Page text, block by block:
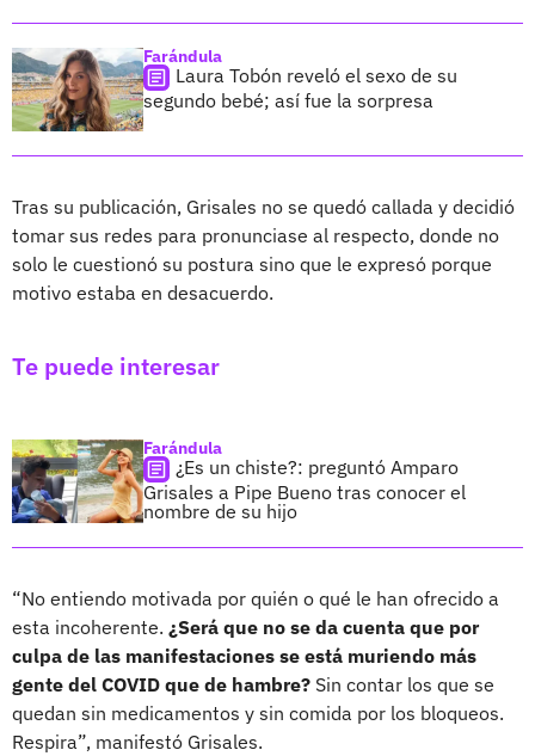
Farándula
Laura Tobón reveló el sexo de su
segundo bebé; así fue la sorpresa
Tras su publicación, Grisales no se quedó callada y decidió
tomar sus redes para pronunciase al respecto, donde no
solo le cuestionó su postura sino que le expresó porque
motivo estaba en desacuerdo.
Te puede interesar
Farándula
¿Es un chiste?: preguntó Amparo
Grisales a Pipe Bueno tras conocer el
nombre de su hijo
“No entiendo motivada por quién o qué le han ofrecido a
esta incoherente. ¿Será que no se da cuenta que por
culpa de las manifestaciones se está muriendo más
gente del COVID que de hambre? Sin contar los que se
quedan sin medicamentos y sin comida por los bloqueos.
Respira”, manifestó Grisales.